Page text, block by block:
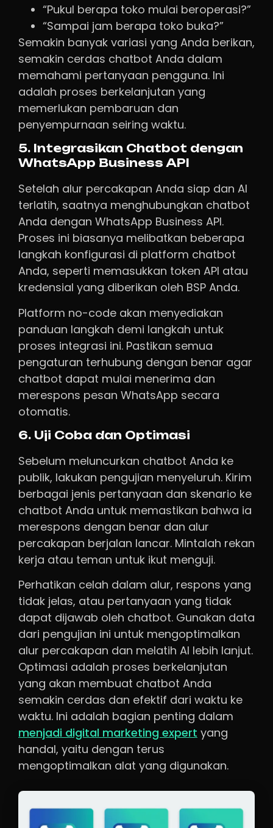
“Pukul berapa toko mulai beroperasi?”
“Sampai jam berapa toko buka?”
Semakin banyak variasi yang Anda berikan,
semakin cerdas chatbot Anda dalam
memahami pertanyaan pengguna. Ini
adalah proses berkelanjutan yang
memerlukan pembaruan dan
penyempurnaan seiring waktu.
5. Integrasikan Chatbot dengan
WhatsApp Business API
Setelah alur percakapan Anda siap dan AI
terlatih, saatnya menghubungkan chatbot
Anda dengan WhatsApp Business API.
Proses ini biasanya melibatkan beberapa
langkah konfigurasi di platform chatbot
Anda, seperti memasukkan token API atau
kredensial yang diberikan oleh BSP Anda.
Platform no-code akan menyediakan
panduan langkah demi langkah untuk
proses integrasi ini. Pastikan semua
pengaturan terhubung dengan benar agar
chatbot dapat mulai menerima dan
merespons pesan WhatsApp secara
otomatis.
6. Uji Coba dan Optimasi
Sebelum meluncurkan chatbot Anda ke
publik, lakukan pengujian menyeluruh. Kirim
berbagai jenis pertanyaan dan skenario ke
chatbot Anda untuk memastikan bahwa ia
merespons dengan benar dan alur
percakapan berjalan lancar. Mintalah rekan
kerja atau teman untuk ikut menguji.
Perhatikan celah dalam alur, respons yang
tidak jelas, atau pertanyaan yang tidak
dapat dijawab oleh chatbot. Gunakan data
dari pengujian ini untuk mengoptimalkan
alur percakapan dan melatih AI lebih lanjut.
Optimasi adalah proses berkelanjutan
yang akan membuat chatbot Anda
semakin cerdas dan efektif dari waktu ke
waktu. Ini adalah bagian penting dalam
menjadi digital marketing expert yang
handal, yaitu dengan terus
mengoptimalkan alat yang digunakan.